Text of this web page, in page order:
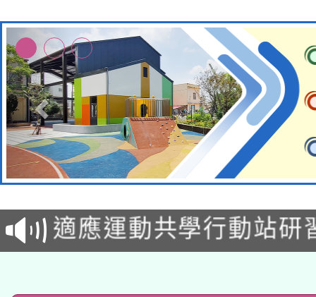
本校115學年度第2次
招甄選結果公告(無人
適應運動共學行動站研
本館辦理115年度閱讀